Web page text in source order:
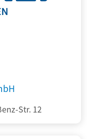
Str. 12